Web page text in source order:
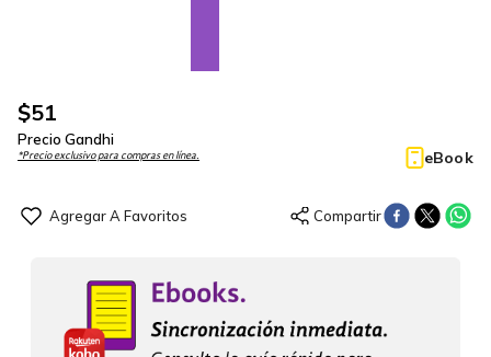
$51
Precio Gandhi
*Precio exclusivo para compras en línea. eBook